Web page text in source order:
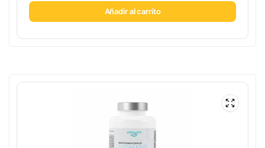
Añadir al carrito